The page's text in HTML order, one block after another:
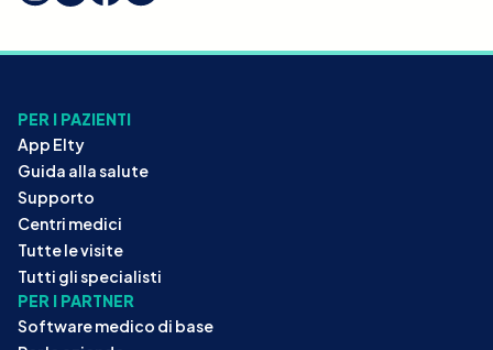
PER I PAZIENTI
App Elty
Guida alla salute
Supporto
Centri medici
Tutte le visite
Tutti gli specialisti
PER I PARTNER
Software medico di base